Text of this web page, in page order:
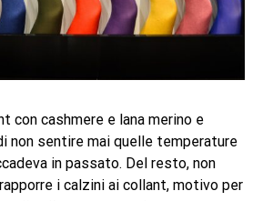
con cashmere e lana merino e
non sentire mai quelle temperature
in passato. Del resto, non
i calzini ai collant, motivo per